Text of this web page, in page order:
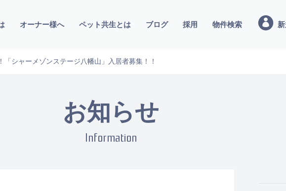
オーナー様へ ペット共生とは ブログ 採用 物件検索
シャーメゾンステージ八幡山」入居者募集！！
お知らせ
Information